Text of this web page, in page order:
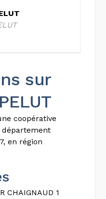
sur
coopérative
département
en région
CHAIGNAUD 1